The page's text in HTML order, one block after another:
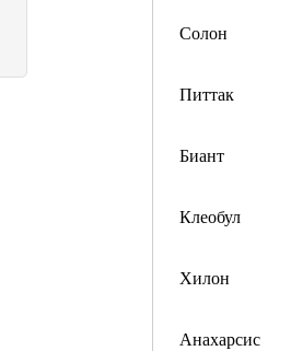
Солон
Питтак
Биант
Клеобул
Хилон
Анахарсис